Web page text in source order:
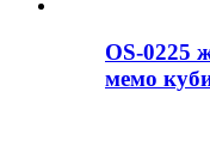
OS-0225
мемо